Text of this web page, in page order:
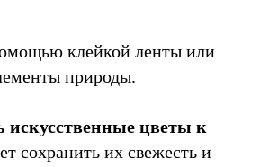
клейкой ленты или
природы.
цветы к
сохранить их свежесть и